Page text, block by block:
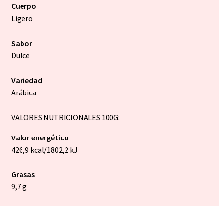
Cuerpo
Ligero
Sabor
Dulce
Variedad
Arábica
VALORES NUTRICIONALES 100G:
Valor energético
426,9 kcal/1802,2 kJ
Grasas
9,7 g